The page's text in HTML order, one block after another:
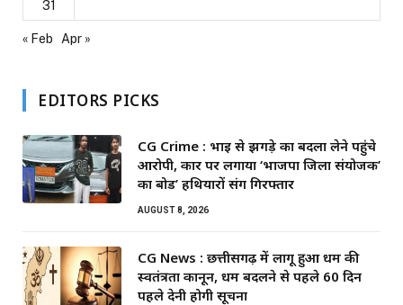
31
« Feb Apr »
EDITORS PICKS
CG Crime : भाई से झगड़े का बदला लेने पहुंचे
आरोपी, कार पर लगाया ‘भाजपा जिला संयोजक’
का बोर्ड’ हथियारों संग गिरफ्तार
AUGUST 8, 2026
CG News : छत्तीसगढ़ में लागू हुआ धर्म की
स्वतंत्रता कानून, धर्म बदलने से पहले 60 दिन
पहले देनी होगी सूचना